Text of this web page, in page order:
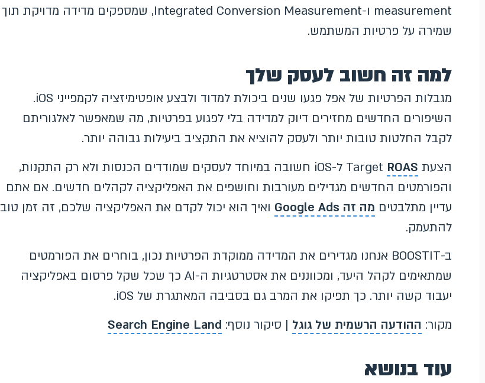
measurement ו-Integrated Conversion Measurement, שמספקים מדידה מדויקת תוך
שמירה על פרטיות המשתמש.
למה זה חשוב לעסק שלך
מגבלות הפרטיות של אפל פגעו שנים ביכולת למדוד ולבצע אופטימיזציה לקמפייני iOS.
השיפורים החדשים מחזירים דיוק למדידה בלי לפגוע בפרטיות, מה שמאפשר לאלגוריתם
לקבל החלטות טובות יותר ולעסק להוציא את התקציב ביעילות גבוהה יותר.
הצעת Target ROAS
ל-iOS חשובה במיוחד לעסקים שמודדים הכנסות ולא רק התקנות,
והפורמטים החדשים מגדילים מעורבות וחושפים את האפליקציה לקהלים חדשים. אם אתם
עדיין מתלבטים מה זה Google Ads
ואיך הוא יכול לקדם את האפליקציה שלכם, זה זמן טוב
להתעמק.
ב-BOOSTIT אנחנו מגדירים את המדידה ממוקדת הפרטיות נכון, בוחרים את הפורמטים
שמתאימים לקהל היעד, ומכווננים את אסטרטגיות ה-AI כך שכל שקל פרסום באפליקציה
יעבוד קשה יותר. כך תפיקו את המרב גם בסביבה המאתגרת של iOS.
מקור: ההודעה הרשמית של גוגל | סיקור נוסף: Search Engine Land
עוד בנושא